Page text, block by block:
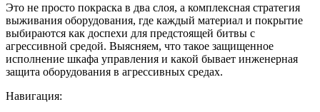
Это не просто покраска в два слоя, а комплексная стратегия
выживания оборудования, где каждый материал и покрытие
выбираются как доспехи для предстоящей битвы с
агрессивной средой. Выясняем, что такое защищенное
исполнение шкафа управления и какой бывает инженерная
защита оборудования в агрессивных средах.
Навигация: